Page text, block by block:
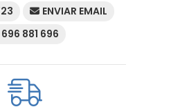
ENVIAR EMAIL
696 881 696